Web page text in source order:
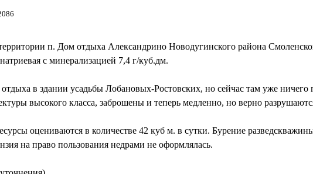
п. Дом отдыха Александрино Новодугинского района
с минерализацией 7,4 г/куб.дм.
в здании усадьбы Лобановых-Ростовских, но сейчас там уже ничего
высокого класса, заброшены и теперь медленно, но верно
оцениваются в количестве 42 куб м. в сутки. Бурение
на право пользования недрами не оформлялась.